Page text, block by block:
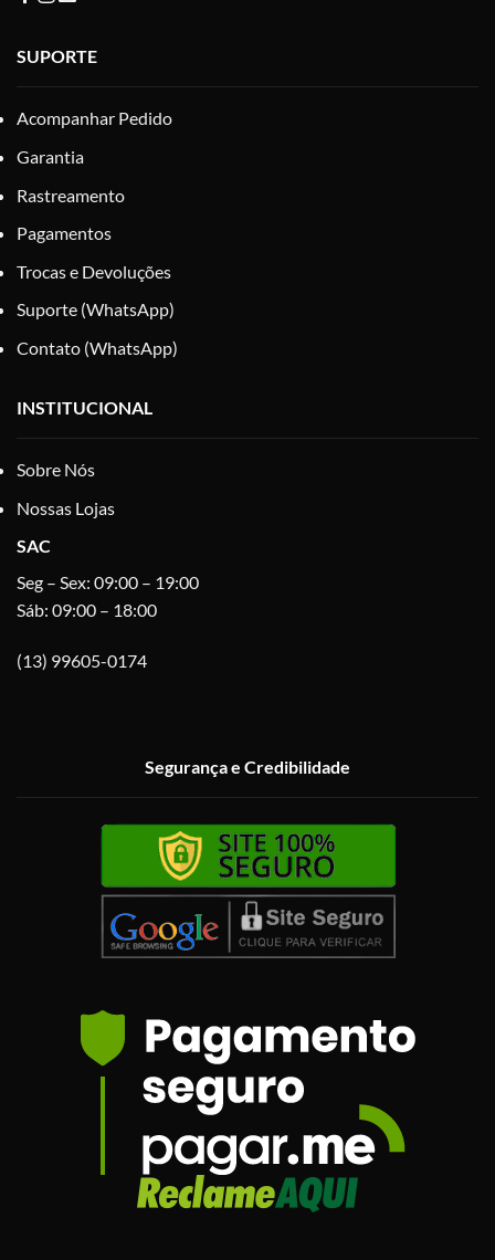
SUPORTE
Acompanhar Pedido
Garantia
Rastreamento
Pagamentos
Trocas e Devoluções
Suporte (WhatsApp)
Contato (WhatsApp)
INSTITUCIONAL
Sobre Nós
Nossas Lojas
SAC
Seg – Sex: 09:00 – 19:00
Sáb: 09:00 – 18:00
(13) 99605-0174
Segurança e Credibilidade